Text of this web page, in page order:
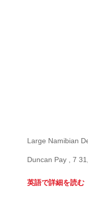
Large Namibian
Duncan Pay , 7
英語で詳細を読む